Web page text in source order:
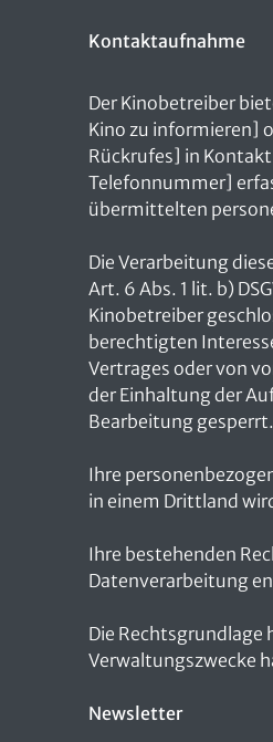
Kontaktaufnahme
Der Kinobetreiber
Kino zu informieren]
Rückrufes] in
Telefonnummer]
übermittelten
Die Verarbeitung
Art. 6 Abs. 1 lit. b)
Kinobetreiber
berechtigten
Vertrages oder von
der Einhaltung der
Bearbeitung
Ihre
in einem Drittland
Ihre bestehenden
Datenverarbeitung
Die Rechtsgrundlage
Verwaltungszwecke
Newsletter